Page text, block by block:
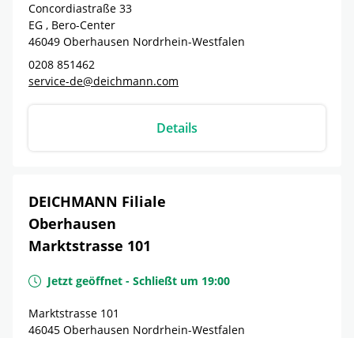
Concordiastraße 33
EG , Bero-Center
46049 Oberhausen Nordrhein-Westfalen
0208 851462
service-de@deichmann.com
Details
DEICHMANN Filiale
Oberhausen
Marktstrasse 101
Jetzt geöffnet - Schließt um 19:00
Marktstrasse 101
46045 Oberhausen Nordrhein-Westfalen